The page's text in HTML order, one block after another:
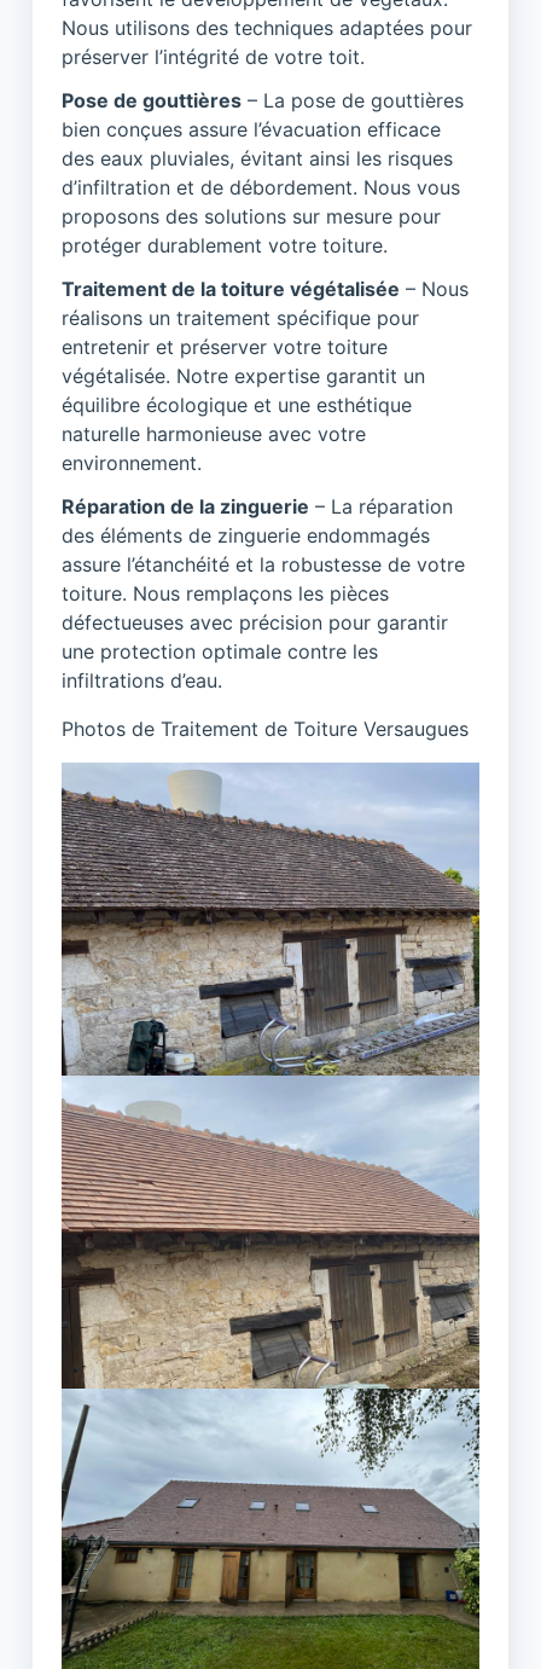
Nous utilisons des techniques adaptées pour
préserver l’intégrité de votre toit.
Pose de gouttières – La pose de gouttières
bien conçues assure l’évacuation efficace
des eaux pluviales, évitant ainsi les risques
d’infiltration et de débordement. Nous vous
proposons des solutions sur mesure pour
protéger durablement votre toiture.
Traitement de la toiture végétalisée – Nous
réalisons un traitement spécifique pour
entretenir et préserver votre toiture
végétalisée. Notre expertise garantit un
équilibre écologique et une esthétique
naturelle harmonieuse avec votre
environnement.
Réparation de la zinguerie – La réparation
des éléments de zinguerie endommagés
assure l’étanchéité et la robustesse de votre
toiture. Nous remplaçons les pièces
défectueuses avec précision pour garantir
une protection optimale contre les
infiltrations d’eau.
Photos de Traitement de Toiture Versaugues